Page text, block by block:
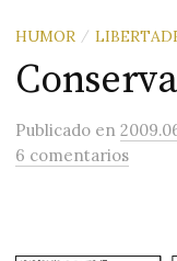
HUMOR /
Publicado en
6 comentarios